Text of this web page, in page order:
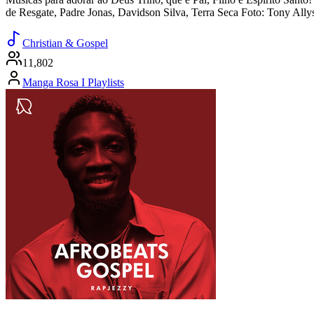
de Resgate, Padre Jonas, Davidson Silva, Terra Seca Foto: Tony
Christian & Gospel
11,802
Manga Rosa I Playlists